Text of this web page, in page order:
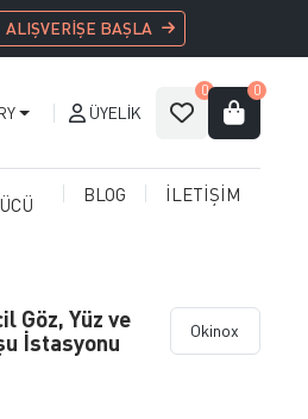
ALIŞVERİŞE BAŞLA
ÜYELIK
0 0
BLOG İLETİŞİM
Göz, Yüz ve
İstasyonu
Okinox